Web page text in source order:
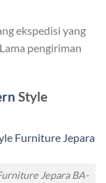
ekspedisi yang
pengiriman
Style
Jepara BA-